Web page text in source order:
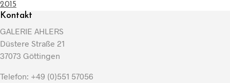
2015
Kontakt
GALERIE AHLERS
Düstere Straße 21
37073 Göttingen
Telefon: +49 (0)551 57056